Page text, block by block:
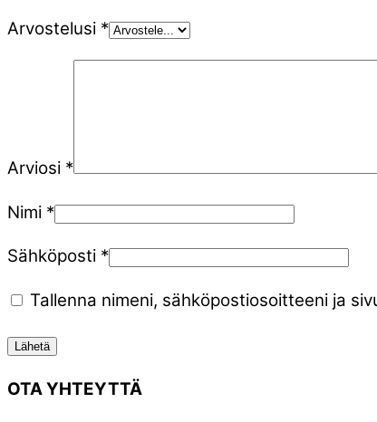
Arvostelusi *
Arviosi *
Nimi *
Sähköposti *
Tallenna nimeni, sähköpostiosoitteeni ja
OTA YHTEYTTÄ